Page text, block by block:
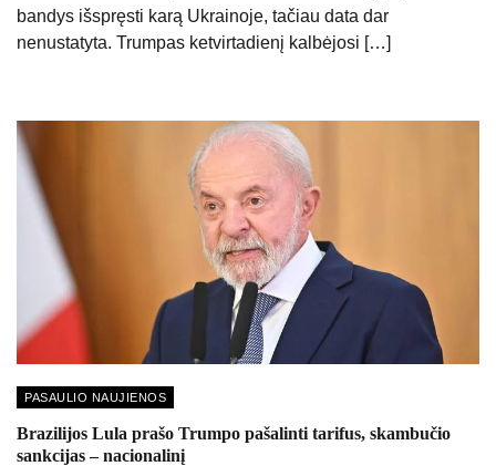
bandys išspręsti karą Ukrainoje, tačiau data dar
nenustatyta. Trumpas ketvirtadienį kalbėjosi […]
PASAULIO NAUJIENOS
Brazilijos Lula prašo Trumpo pašalinti tarifus, skambučio
sankcijas – nacionalinį